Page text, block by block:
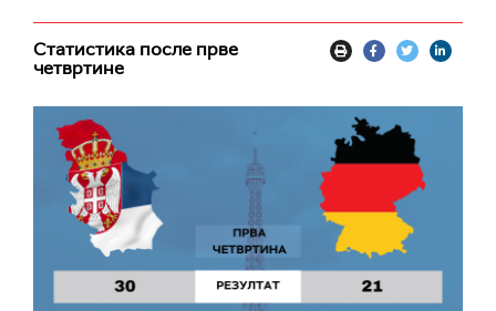
Статистика после прве
четвртине